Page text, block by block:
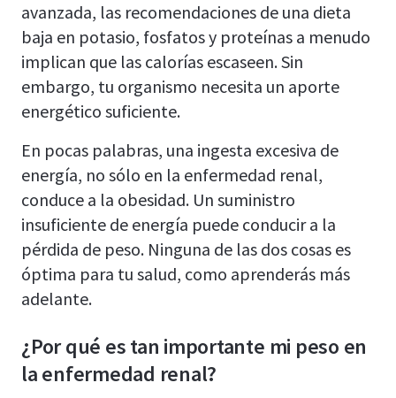
avanzada, las recomendaciones de una dieta
baja en potasio, fosfatos y proteínas a menudo
implican que las calorías escaseen. Sin
embargo, tu organismo necesita un aporte
energético suficiente.
En pocas palabras, una ingesta excesiva de
energía, no sólo en la enfermedad renal,
conduce a la obesidad. Un suministro
insuficiente de energía puede conducir a la
pérdida de peso. Ninguna de las dos cosas es
óptima para tu salud, como aprenderás más
adelante.
¿Por qué es tan importante mi peso en
la enfermedad renal?